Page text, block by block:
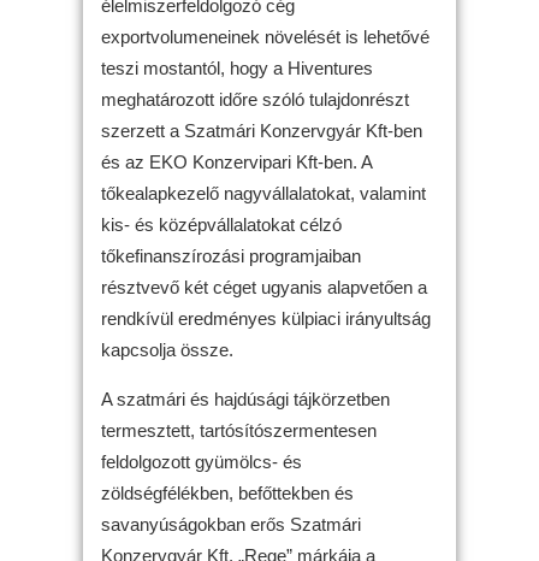
élelmiszerfeldolgozó cég
exportvolumeneinek növelését is lehetővé
teszi mostantól, hogy a Hiventures
meghatározott időre szóló tulajdonrészt
szerzett a Szatmári Konzervgyár Kft-ben
és az EKO Konzervipari Kft-ben. A
tőkealapkezelő nagyvállalatokat, valamint
kis- és középvállalatokat célzó
tőkefinanszírozási programjaiban
résztvevő két céget ugyanis alapvetően a
rendkívül eredményes külpiaci irányultság
kapcsolja össze.
A szatmári és hajdúsági tájkörzetben
termesztett, tartósítószermentesen
feldolgozott gyümölcs- és
zöldségfélékben, befőttekben és
savanyúságokban erős Szatmári
Konzervgyár Kft. „Rege” márkája a